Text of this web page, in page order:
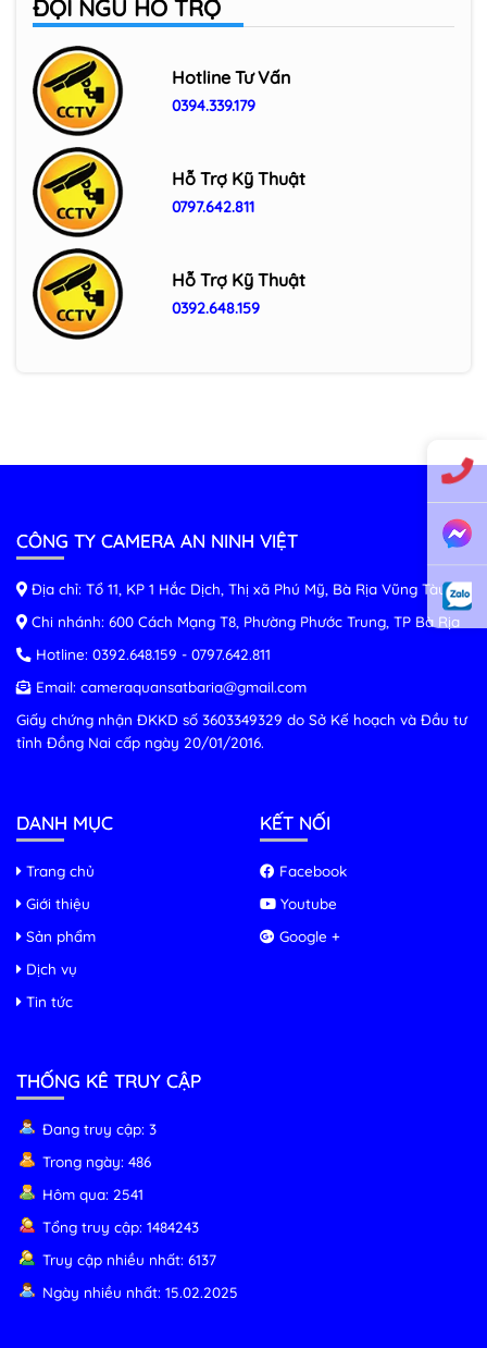
ĐỘI NGŨ HỖ TRỢ
Hotline Tư Vấn
0394.339.179
Hỗ Trợ Kỹ Thuật
0797.642.811
Hỗ Trợ Kỹ Thuật
0392.648.159
CÔNG TY CAMERA AN NINH VIỆT
Địa chỉ: Tổ 11, KP 1 Hắc Dịch, Thị xã Phú Mỹ, Bà Rịa Vũng Tàu
Chi nhánh: 600 Cách Mạng T8, Phường Phước Trung, TP Bà Rịa
Hotline: 0392.648.159 - 0797.642.811
Email: cameraquansatbaria@gmail.com
Giấy chứng nhận ĐKKD số 3603349329 do Sở Kế hoạch và Đầu tư
tỉnh Đồng Nai cấp ngày 20/01/2016.
DANH MỤC
Trang chủ
Giới thiệu
Sản phẩm
Dịch vụ
Tin tức
KẾT NỐI
Facebook
Youtube
Google +
THỐNG KÊ TRUY CẬP
Đang truy cập: 3
Trong ngày: 486
Hôm qua: 2541
Tổng truy cập: 1484243
Truy cập nhiều nhất: 6137
Ngày nhiều nhất: 15.02.2025